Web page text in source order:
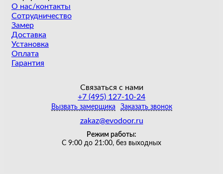
О нас/контакты
Сотрудничество
Замер
Доставка
Установка
Оплата
Гарантия
Связаться с нами
+7 (495) 127-10-24
Вызвать замерщика Заказать звонок
zakaz@evodoor.ru
Режим работы:
С 9:00 до 21:00, без выходных